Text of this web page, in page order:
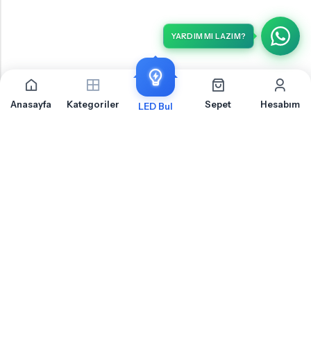
YARDIM MI LAZIM?
Anasayfa Kategoriler LED Bul Sepet Hesabım